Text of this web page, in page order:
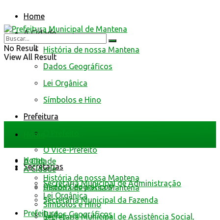
Home
A Cidade
História de nossa Mantena
Dados Geográficos
Lei Orgânica
Símbolos e Hino
Prefeitura
O Vice-Prefeito
Secretarias
Secretaria Municipal de Administração
Secretaria Municipal da Fazenda
Secretaria Municipal de Assistência Social,
No Result
View All Result
Home
A Cidade
História de nossa Mantena
Dados Geográficos
Home
A Cidade
História de nossa Mantena
Dados Geográficos
Lei Orgânica
Símbolos e Hino
Prefeitura